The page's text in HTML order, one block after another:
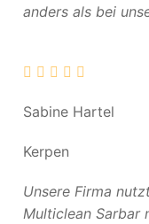
anders als bei
Sabine Hartel
Kerpen
Unsere Firma
Multiclean Sarbar